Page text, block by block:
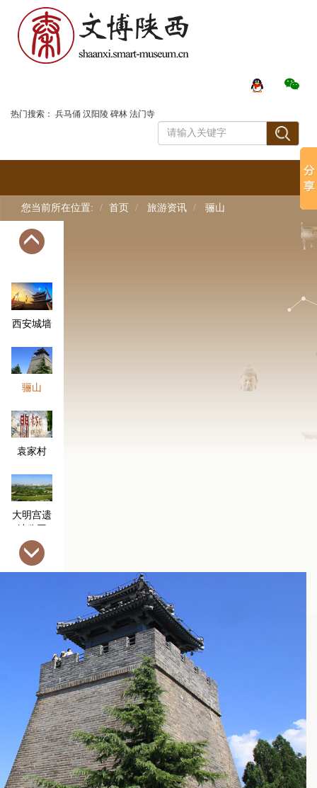
热门搜索： 兵马俑 汉阳陵 碑林 法门寺
您当前所在位置: 首页 旅游资讯 骊山
华山
西安城墙
骊山
袁家村
大明宫遗
黄帝陵
壶口瀑布